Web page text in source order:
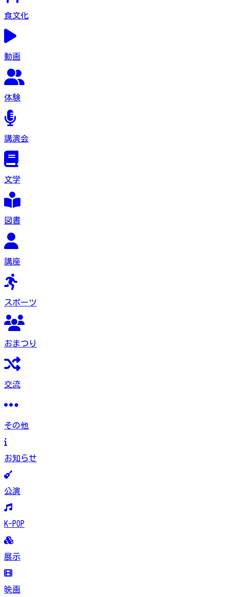
食文化
動画
体験
講演会
文学
図書
講座
スポーツ
おまつり
交流
その他
お知らせ
公演
K-POP
展示
映画